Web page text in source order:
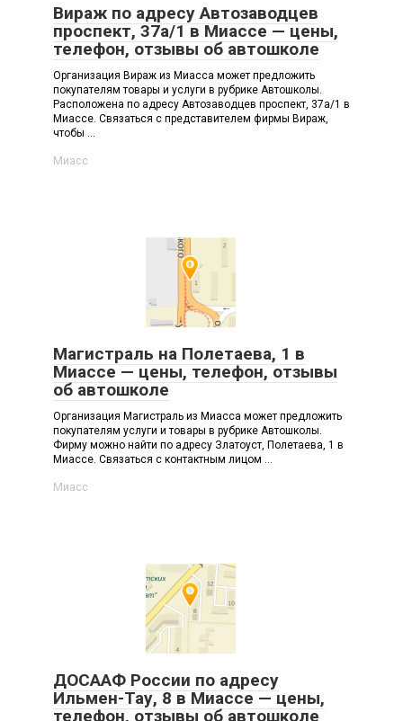
Вираж по адресу Автозаводцев
проспект, 37а/1 в Миассе — цены,
телефон, отзывы об автошколе
Организация Вираж из Миасса может предложить
покупателям товары и услуги в рубрике Автошколы.
Расположена по адресу Автозаводцев проспект, 37а/1 в
Миассе. Связаться с представителем фирмы Вираж,
чтобы ...
Миасс
Магистраль на Полетаева, 1 в
Миассе — цены, телефон, отзывы
об автошколе
Организация Магистраль из Миасса может предложить
покупателям услуги и товары в рубрике Автошколы.
Фирму можно найти по адресу Златоуст, Полетаева, 1 в
Миассе. Связаться с контактным лицом ...
Миасс
ДОСААФ России по адресу
Ильмен-Тау, 8 в Миассе — цены,
телефон, отзывы об автошколе